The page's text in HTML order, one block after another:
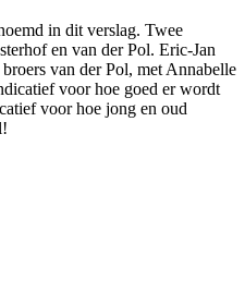
in dit verslag. Twee
en van der Pol. Eric-Jan
van der Pol, met Annabelle
voor hoe goed er wordt
voor hoe jong en oud